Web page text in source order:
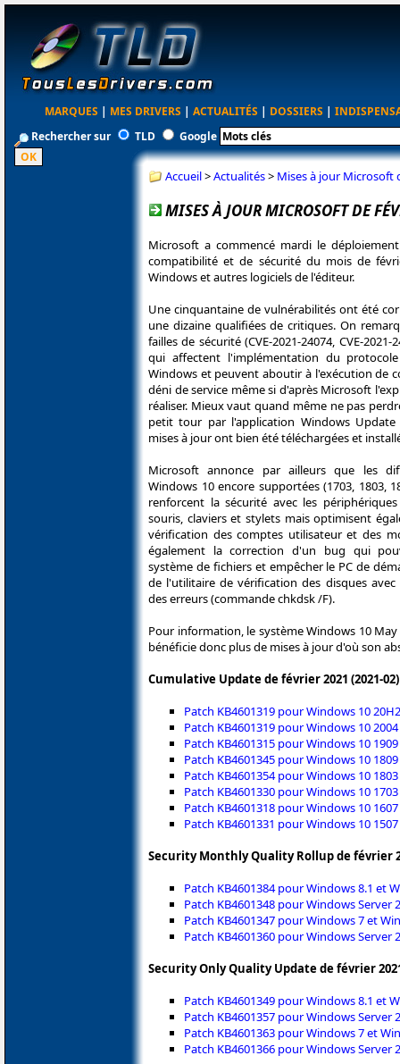
MARQUES | MES DRIVERS | ACTUALITÉS | DOSSIERS |
Rechercher sur
TLD Google
Accueil>Actualités> Mises à jour Microsoft
MISES À JOUR MICROSOFT DE
Microsoft a commencé mardi le
compatibilité et de sécurité du mois de
Windows et autres logiciels de l'éditeur.
Une cinquantaine de vulnérabilités ont été
une dizaine qualifiées de critiques. On
failles de sécurité (CVE-2021-24074, CVE-2021-
qui affectent l'implémentation du
Windows et peuvent aboutir à l'exécution de
déni de service même si d'après Microsoft
réaliser. Mieux vaut quand même ne pas
petit tour par l'application Windows
mises à jour ont bien été téléchargées et
Microsoft annonce par ailleurs que les
Windows 10 encore supportées (1703, 1803,
renforcent la sécurité avec les
souris, claviers et stylets mais optimisent
vérification des comptes utilisateur et des
également la correction d'un bug qui
système de fichiers et empêcher le PC de
de l'utilitaire de vérification des disques
des erreurs (commande chkdsk /F).
Pour information, le système Windows 10
bénéficie donc plus de mises à jour d'où son
Cumulative Update de février 2021 (2021-02)
Patch KB4601319 pour Windows 10
Patch KB4601319 pour Windows 10
Patch KB4601315 pour Windows 10
Patch KB4601345 pour Windows 10
Patch KB4601354 pour Windows 10
Patch KB4601330 pour Windows 10
Patch KB4601318 pour Windows 10
Patch KB4601331 pour Windows 10
Security Monthly Quality Rollup de février
Patch KB4601384 pour Windows 8.1 et
Patch KB4601348 pour Windows Server
Patch KB4601347 pour Windows 7 et
Patch KB4601360 pour Windows Server
Security Only Quality Update de février
Patch KB4601349 pour Windows 8.1 et
Patch KB4601357 pour Windows Server
Patch KB4601363 pour Windows 7 et
Patch KB4601366 pour Windows Server